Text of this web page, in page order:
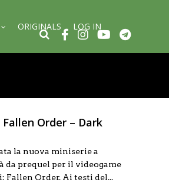
ORIGINALS LOG IN
Order – Dark
la nuova miniserie a
da prequel per il videogame
Fallen Order. Ai testi del...